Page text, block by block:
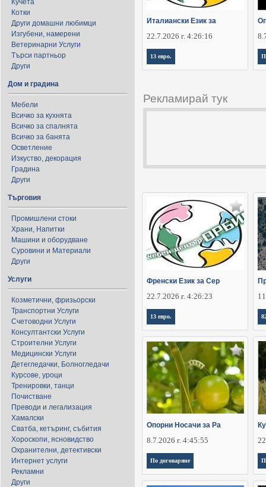
Кучета
Котки
Други домашни любимци
Изгубени, намерени
Ветеринарни Услуги
Търси партньор
Други
Дом и градина
Мебели
Всичко за кухнята
Всичко за спалнята
Всичко за банята
Осветление
Изкуство, декорация
Градина
Други
Търговия
Промишлени стоки
Храни, Напитки
Машини и оборудване
Суровини и Материали
Други
Услуги
Козметични, фризьорски
Транспортни Услуги
Счетоводни Услуги
Консултантски Услуги
Строителни Услуги
Медицински Услуги
Детегледачки, Болногледачи
Курсове, уроци
Тренировки, танци
Почистване
Преводи и легализация
Хамалски
Сватба, кетъринг, събития
Хороскопи, ясновидство
Охранителни, детективски
Интернет услуги
Рекламни
Други
Италиански Език за
22.7.2026 г. 4:26:16
13 евро.
Рекламирай тук
Френски Език за Сер
22.7.2026 г. 4:26:23
13 евро.
Oпорни Носачи за Ра
8.7.2026 г. 4:45:55
По договаряне